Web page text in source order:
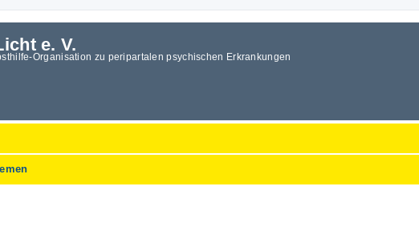
e. V.
Organisation zu peripartalen psychischen Erkrankungen